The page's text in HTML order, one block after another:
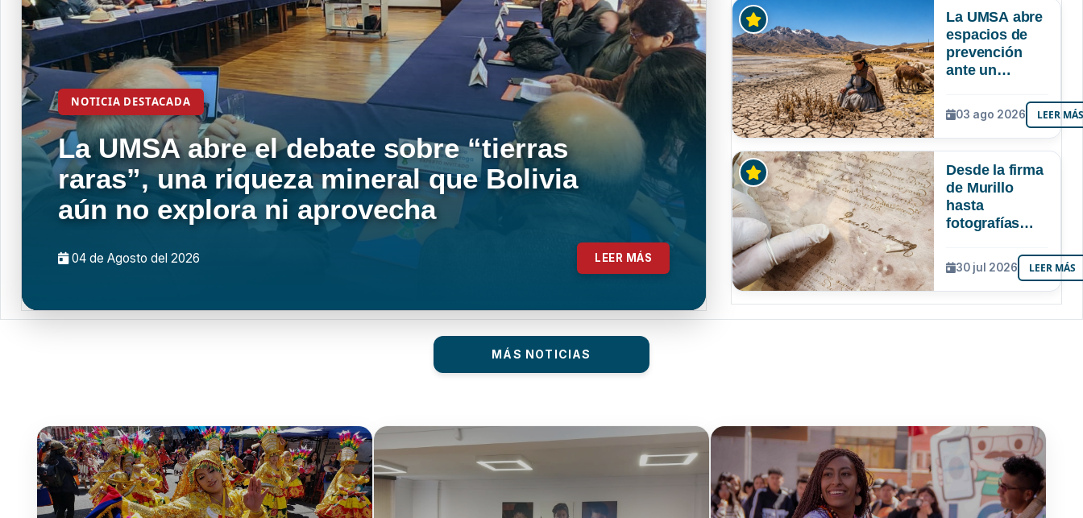
NOTICIA DESTACADA
La UMSA abre el debate sobre “tierras
raras”, una riqueza mineral que Bolivia
aún no explora ni aprovecha
04 de Agosto del 2026 LEER MÁS
La UMSA abre
espacios de
prevención
ante un
Niño que
podría superar
a los tres
Bolivia
03 ago 2026 LEER
Desde la firma
de Murillo
hasta
fotografías
UMSA
resguarda 6
joyas de la
30 jul 2026 LEER MÁS
MÁS NOTICIAS